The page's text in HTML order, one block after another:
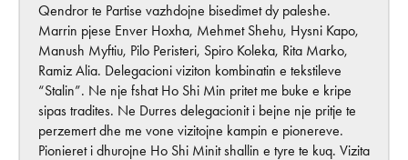
Qendror te Partise vazhdojne bisedimet dy paleshe.
Marrin pjese Enver Hoxha, Mehmet Shehu, Hysni Kapo,
Manush Myftiu, Pilo Peristeri, Spiro Koleka, Rita Marko,
Ramiz Alia. Delegacioni viziton kombinatin e tekstileve
“Stalin”. Ne nje fshat Ho Shi Min pritet me buke e kripe
sipas tradites. Ne Durres delegacionit i bejne nje pritje te
perzemert dhe me vone vizitojne kampin e pionereve.
Pionieret i dhurojne Ho Shi Minit shallin e tyre te kuq. Vizita